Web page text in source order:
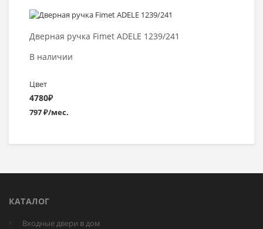
Дверная ручка Fimet ADELE 1239/241
В наличии
Цвет
4780₽
797 ₽/мес.
Выбрать >
КАТАЛОГ
Входные двери в дом